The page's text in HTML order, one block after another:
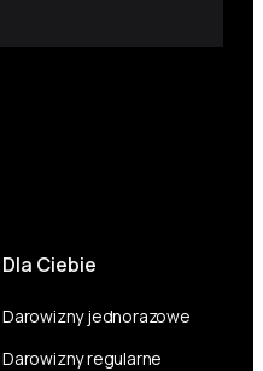
Dla Ciebie
Darowizny jednorazowe
Darowizny regularne